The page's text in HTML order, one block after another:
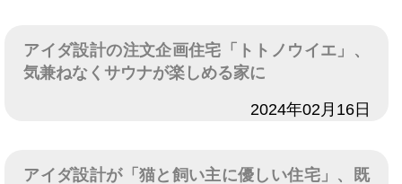
アイダ設計の注文企画住宅「トトノウイエ」、
気兼ねなくサウナが楽しめる家に
2024年02月16日
アイダ設計が「猫と飼い主に優しい住宅」、既